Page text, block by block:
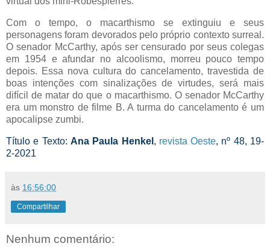
Com o tempo, o macarthismo se extinguiu e seus
personagens foram devorados pelo próprio contexto surreal.
O senador McCarthy, após ser censurado por seus colegas
em 1954 e afundar no alcoolismo, morreu pouco tempo
depois. Essa nova cultura do cancelamento, travestida de
boas intenções com sinalizações de virtudes, será mais
difícil de matar do que o macarthismo. O senador McCarthy
era um monstro de filme B. A turma do cancelamento é um
apocalipse zumbi.
Título e Texto: Ana Paula Henkel , revista Oeste, nº 48, 19-
2-2021
às 16:56:00
Compartilhar
Nenhum comentário: